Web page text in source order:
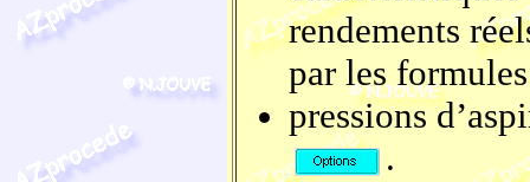
rendements
par les
pressions
.